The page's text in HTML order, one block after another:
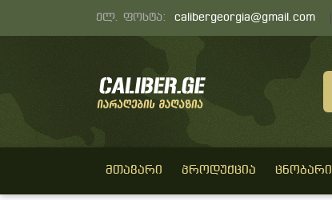
ელ. ფოსტა: calibergeorgia@gmail.com
ᲛᲗᲐᲕᲐᲠᲘ ᲞᲠᲝᲓᲣᲥᲪᲘᲐ ᲪᲜᲝᲑᲐᲠᲘ